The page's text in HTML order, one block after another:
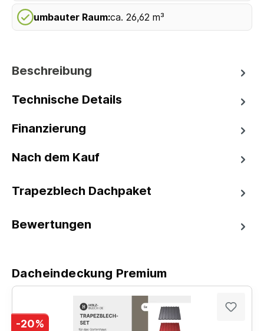
umbauter Raum:ca. 26,62 m³
Beschreibung
Technische Details
Finanzierung
Nach dem Kauf
Trapezblech Dachpaket
Bewertungen
Dacheindeckung Premium
-20%